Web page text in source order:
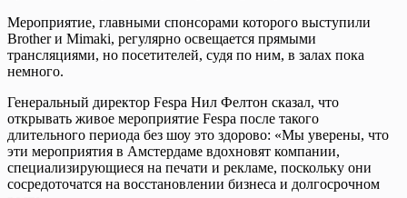
Мероприятие, главными спонсорами которого выступили
Brother и Mimaki, регулярно освещается прямыми
трансляциями, но посетителей, судя по ним, в залах пока
немного.
Генеральный директор Fespa Нил Фелтон сказал, что
открывать живое мероприятие Fespa после такого
длительного периода без шоу это здорово: «Мы уверены, что
эти мероприятия в Амстердаме вдохновят компании,
специализирующиеся на печати и рекламе, поскольку они
сосредоточатся на восстановлении бизнеса и долгосрочном